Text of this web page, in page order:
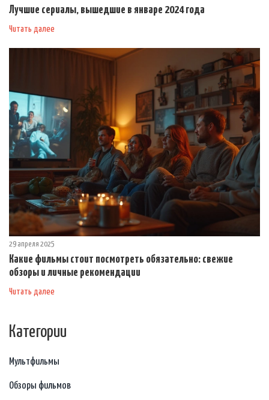
Лучшие сериалы, вышедшие в январе 2024 года
Читать далее
29 апреля 2025
Какие фильмы стоит посмотреть обязательно: свежие
обзоры и личные рекомендации
Читать далее
Категории
Мультфильмы
Обзоры фильмов